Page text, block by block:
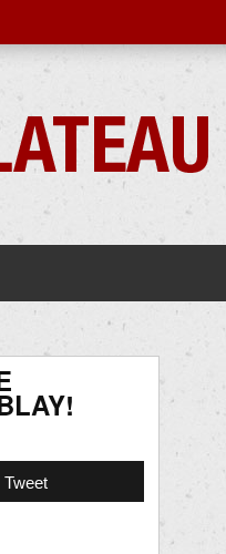
au
Tweet